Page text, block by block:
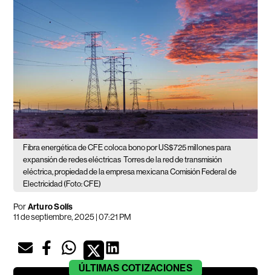
Fibra energética de CFE coloca bono por US$725 millones para
expansión de redes eléctricas Torres de la red de transmisión
eléctrica, propiedad de la empresa mexicana Comisión Federal de
Electricidad (Foto: CFE)
PorArturo Solís
11 de septiembre, 2025 | 07:21 PM
ÚLTIMAS COTIZACIONES